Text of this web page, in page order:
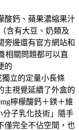
酸鈣、蘋果濃縮果汁
含有大豆、奶類及
旁邊還有官方網站和
相關問題都可以直
的
獨立的定量小長條
主視覺延續了外盒的
檸檬酸鈣＋鎂＋維
分子乳化技術」隨手
僅完全不佔空間，也